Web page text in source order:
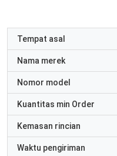
Tempat asal
Nama merek
Nomor model
Kuantitas min Order
Kemasan rincian
Waktu pengiriman